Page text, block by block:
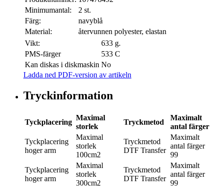
Minimumantal:
2 st.
Färg:
navyblå
Material:
återvunnen polyester, elastan
Vikt:
633 g.
PMS-färger
533 C
Kan diskas i diskmaskin No
Ladda ned PDF-version av artikeln
Tryckinformation
Tyckplacering
Maximal
storlek
Tryckmetod
Maximalt
antal färger
Tyckplacering
hoger arm
Maximal
storlek
100cm2
Tryckmetod
DTF Transfer
Maximalt
antal färger
99
Tyckplacering
hoger arm
Maximal
storlek
300cm2
Tryckmetod
DTF Transfer
Maximalt
antal färger
99